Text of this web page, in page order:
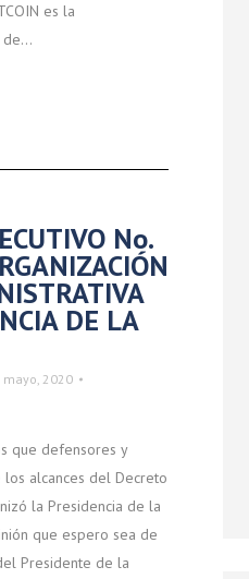
es la
de…
No.
DE LA
mayo, 2020
que defensores y
alcances del Decreto
la Presidencia de la
que espero sea de
Presidente de la